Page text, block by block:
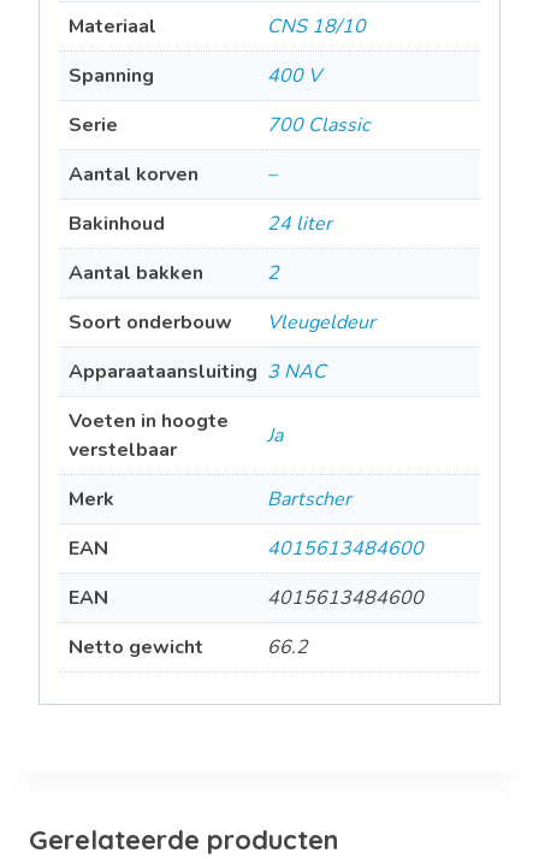
Materiaal
CNS 18/10
Spanning
400 V
Serie
700 Classic
Aantal korven
–
Bakinhoud
24 liter
Aantal bakken
2
Soort onderbouw
Vleugeldeur
Apparaataansluiting 3 NAC
Voeten in hoogte
verstelbaar
Ja
Merk
Bartscher
EAN
4015613484600
EAN
4015613484600
Netto gewicht
66.2
Gerelateerde producten